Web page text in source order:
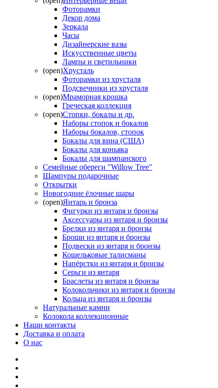
Фоторамки
Декор дома
Зеркала
Часы
Дизайнерские вазы
Искусственные цветы
Лампы и светильники
(open)Хрусталь
Фоторамки из хрусталя
Подсвечники из хрусталя
(open)Мраморная крошка
Греческая коллекция
(open)Стопки, бокалы и др.
Наборы стопок и бокалов
Наборы бокалов, стопок
Бокалы для вина (США)
Бокалы для коньяка
Бокалы для шампанского
Семейные обереги "Willow Tree"
Шампуры подарочные
Открытки
Новогодние ёлочные шары
(open)Янтарь и бронза
Фигурки из янтаря и бронзы
Аксессуары из янтаря и бронзы
Брелки из янтаря и бронзы
Броши из янтаря и бронзы
Подвески из янтаря и бронзы
Кошельковые талисманы
Напёрстки из янтаря и бронзы
Серьги из янтаря
Браслеты из янтаря и бронзы
Колокольчики из янтаря и бронзы
Кольца из янтаря и бронзы
Натуральные камни
Колокола коллекционные
Наши контакты
Доставка и оплата
О нас